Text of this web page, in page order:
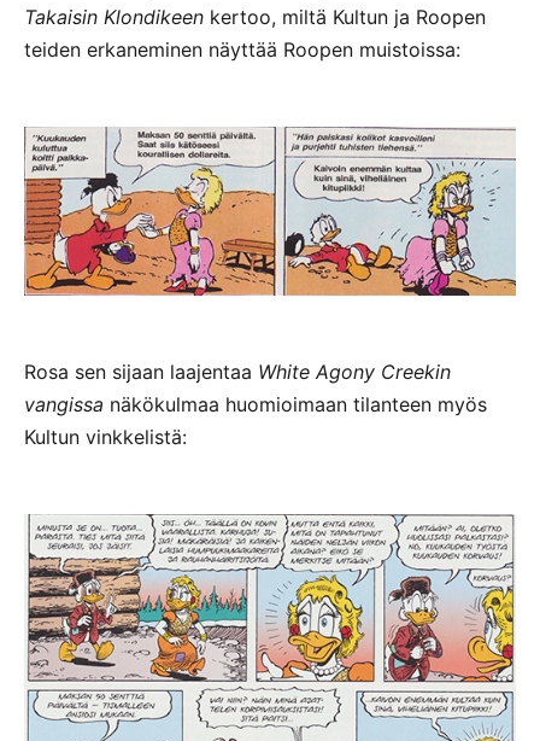
Takaisin Klondikeen kertoo, miltä Kultun ja Roopen
teiden erkaneminen näyttää Roopen muistoissa:
Rosa sen sijaan laajentaa White Agony Creekin
vangissa näkökulmaa huomioimaan tilanteen myös
Kultun vinkkelistä: